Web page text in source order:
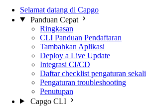
Selamat datang di Capgo
Panduan Cepat
Ringkasan
CLI Panduan Pendaftaran
Tambahkan Aplikasi
Deploy a Live Update
Integrasi CI/CD
Daftar checklist pengaturan sekali
Pengaturan troubleshooting
Penutupan
Capgo CLI